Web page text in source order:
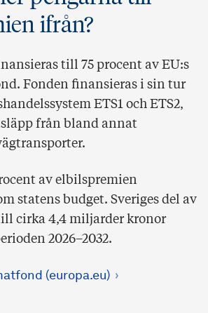
ifrån?
till 75 procent av EU:s
Fonden finansieras i sin tur
ETS1 och ETS2,
från bland annat
av elbilspremien
statens budget. Sveriges del av
cirka 4,4 miljarder kronor
2026–2032.
(europa.eu)